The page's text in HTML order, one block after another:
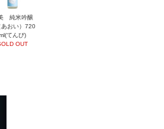
純米吟醸
あおい）720
てんび)
OUT